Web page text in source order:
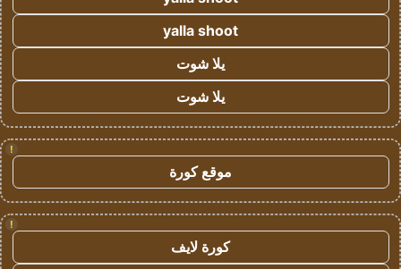
yalla shoot
يلا شوت
يلا شوت
!
موقع كورة
!
كورة لايف